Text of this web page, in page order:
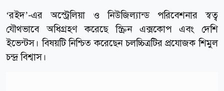
‘রইদ’-এর অস্ট্রেলিয়া ও নিউজিল্যান্ড পরিবেশনার স্বত্ব
যৌথভাবে অধিগ্রহণ করেছে স্ক্রিন এক্সকোপ এবং দেশি
ইভেন্টস। বিষয়টি নিশ্চিত করেছেন চলচ্চিত্রটির প্রযোজক শিমুল
চন্দ্র বিশ্বাস।